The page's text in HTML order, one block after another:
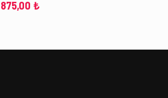
Orijinal
875,00₺Şu